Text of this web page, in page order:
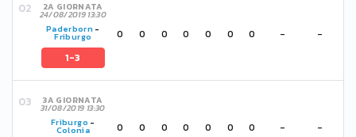
2A GIORNATA
24/08/2019 13:30
Paderborn -
Friburgo
1-3
0 0 0 0 0 0 0 - -
3A GIORNATA
31/08/2019 13:30
Friburgo -
Colonia 0 0 0 0 0 0 0 - -